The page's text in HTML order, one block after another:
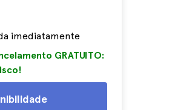
imediatamente
GRATUITO: